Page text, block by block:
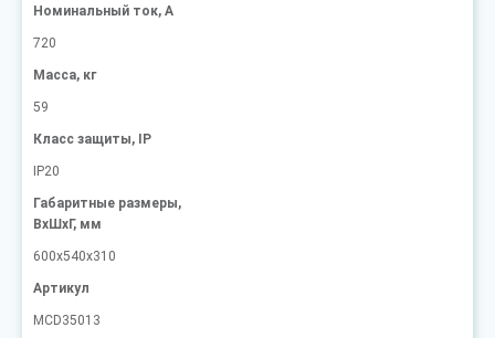
Номинальный ток, А
720
Масса, кг
59
Класс защиты, IP
IP20
Габаритные размеры,
ВxШxГ, мм
600x540x310
Артикул
MCD35013